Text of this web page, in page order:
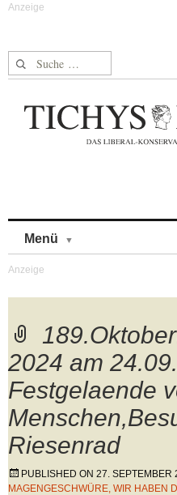
Suche nach:
Menü
2024 am
Festgelaende
Riesenrad
PUBLISHED ON 27. SEPTEMBER
MAGENGESCHWÜRE, WIR HABEN